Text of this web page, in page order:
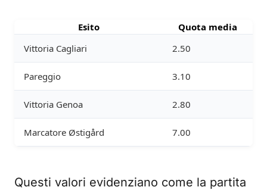
Esito
Quota media
Vittoria Cagliari
2.50
Pareggio 3.10
Vittoria Genoa 2.80
Marcatore Østigård 7.00
Questi valori evidenziano come la partita